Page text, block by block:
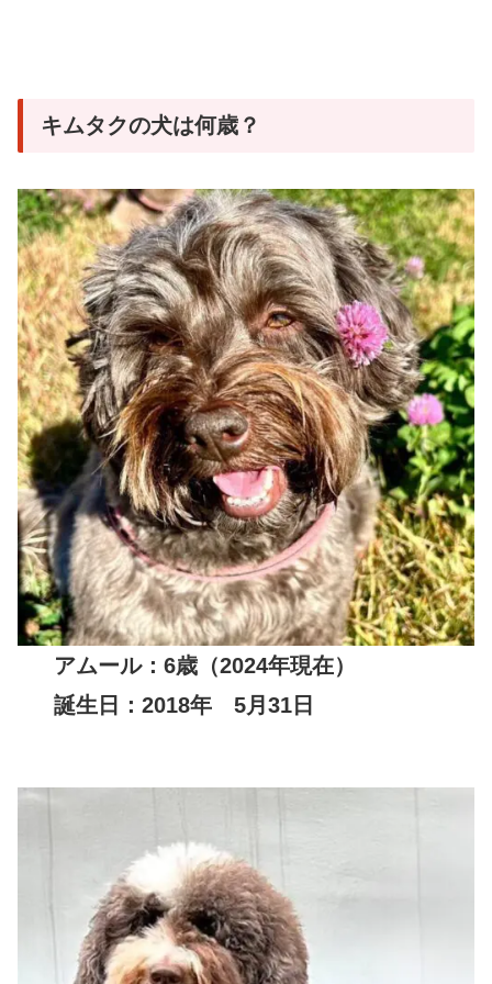
キムタクの犬は何歳？
アムール：6歳 （2024年現在）
誕生日：2018年 5月31日